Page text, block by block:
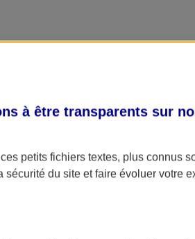
à être transparents sur
petits fichiers textes, plus connus
du site et faire évoluer votre